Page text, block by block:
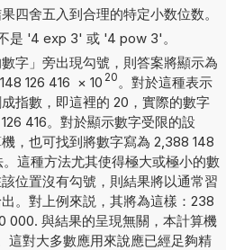
四舍五入到合理的特定小数位数。
是 '4 exp 3' 或 '4 pow 3'。
字」旁出現勾號，則答案將顯示為
126 416 × 10 20 。對於這種表示
指數，即這裡的 20，實際的數字
416。對於顯示數字受限的設
，也可找到將數字寫為 2,388 148
。這種方法尤其使得極大或極小的數
位置沒有勾號，則結果將以通常習
。對上例來説，其將為這樣：238
000. 與結果的呈現無關，本計算機
這對大多數應用來說應已經足夠精